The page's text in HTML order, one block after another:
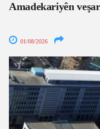
Amadekariyên
01/08/2026